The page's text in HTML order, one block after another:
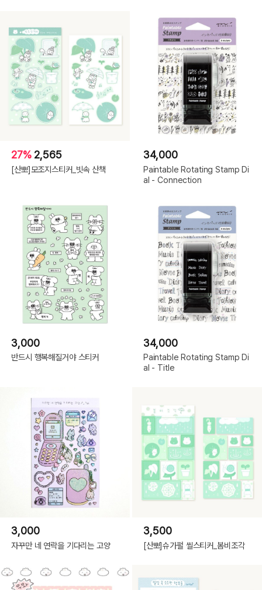
27% 2,565
[산뽀]모조지스티커_빗속 산책
34,000
Paintable Rotating Stamp Di
al - Connection
3,000
반드시 행복해질거야 스티커
34,000
Paintable Rotating Stamp Di
al - Title
3,000
자꾸만 네 연락을 기다리는 고양
3,500
[산뽀]슈가펄 씰스티커_봄비조각